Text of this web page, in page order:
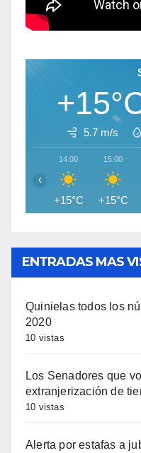
5.7 m/s
14:00
+15°C
15:00
+15°C
‹
ENTRADAS MAS
Quinielas todos los
2020
10 vistas
Los Senadores que
extranjerización de
10 vistas
Alerta por estafas a